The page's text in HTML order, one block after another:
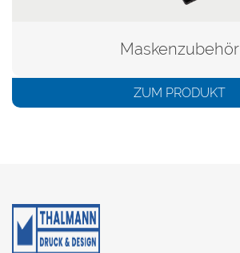
Maskenzubehör
ZUM PRODUKT